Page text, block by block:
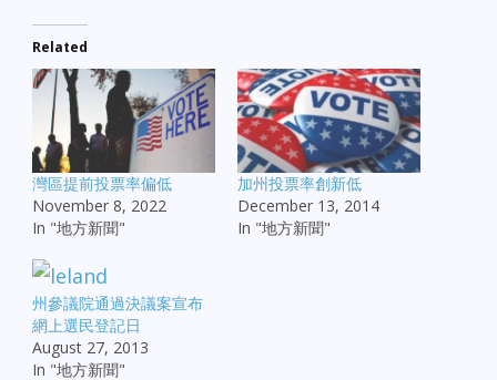
Related
灣區提前投票率偏低
November 8, 2022
In "地方新聞"
加州投票率創新低
December 13, 2014
In "地方新聞"
州參議院通過決議案宣布
網上選民登記日
August 27, 2013
In "地方新聞"